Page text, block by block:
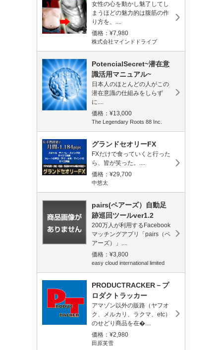
女性の心を動かし魅了してし
まうほどの魅力的は腹筋の作
り方を、....
価格：¥7,980
株式会社マインドドライブ
PotencialSecret~潜在意
識活用マニュアル~
日本人のほとんどの人がこの
潜在意識の仕組みをしらず
に....
価格：¥13,000
The Legendary Roots 88 Inc.
グランドセオリーFX
FXだけで食っていくと行った
ら、皆が笑った。....
価格：¥29,700
中悠太
pairs(ペアーズ）自動足
跡巡回ツールver1.2
200万人が利用するFacebook
マッチングアプリ「pairs（ペ
アーズ）」....
価格：¥3,800
easy cloud international limited
PRODUCTRACKER－プ
ロダクトラッカー
アマゾン以外の販路（ヤフオ
ク、メルカリ、ラクマ、etc）
のせどり商品を在�....
価格：¥2,980
田原芙雪